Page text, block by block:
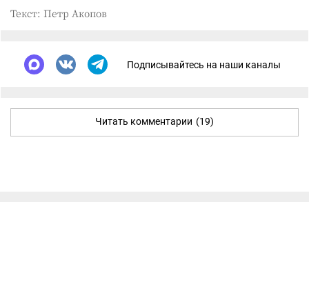
Текст: Петр Акопов
Подписывайтесь на наши каналы
Читать комментарии (19)